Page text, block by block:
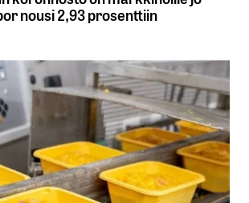
nousi 2,93 prosenttiin